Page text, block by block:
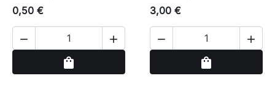
0,50 €
 
shopping_bag
3,00 €
 
shopping_bag